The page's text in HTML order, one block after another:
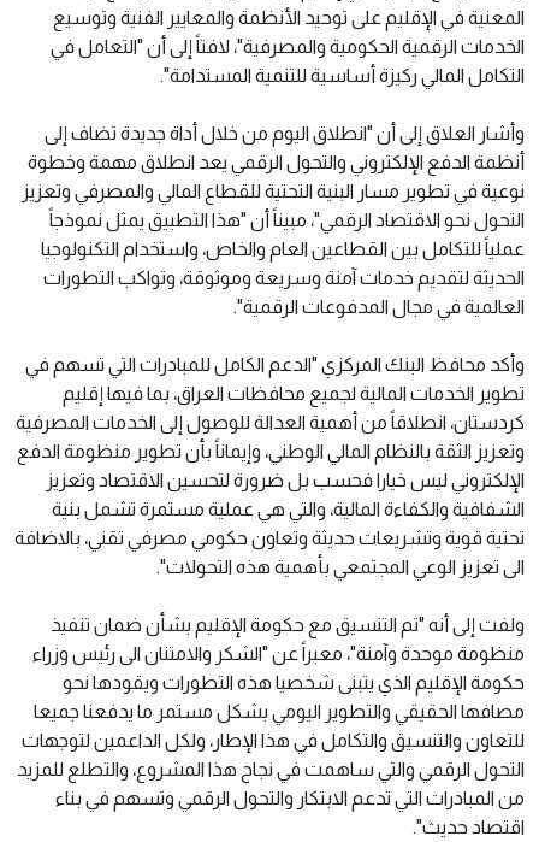
المعنية في الإقليم على توحيد الأنظمة والمعايير الفنية وتوسيع
الخدمات الرقمية الحكومية والمصرفية"، لافتاً إلى أن "التعامل في
التكامل المالي ركيزة أساسية للتنمية المستدامة".
وأشار العلاق إلى أن "انطلاق اليوم من خلال أداة جديدة تضاف إلى
أنظمة الدفع الإلكتروني والتحول الرقمي يعد انطلاق مهمة وخطوة
نوعية في تطوير مسار البنية التحتية للقطاع المالي والمصرفي وتعزيز
التحول نحو الاقتصاد الرقمي"، مبيناً أن "هذا التطبيق يمثل نموذجاً
عملياً للتكامل بين القطاعين العام والخاص، واستخدام التكنولوجيا
الحديثة لتقديم خدمات آمنة وسريعة وموثوقة، وتواكب التطورات
العالمية في مجال المدفوعات الرقمية".
وأكد محافظ البنك المركزي "الدعم الكامل للمبادرات التي تسهم في
تطوير الخدمات المالية لجميع محافظات العراق، بما فيها إقليم
كردستان، انطلاقاً من أهمية العدالة للوصول إلى الخدمات المصرفية
وتعزيز الثقة بالنظام المالي الوطني، وإيماناً بأن تطوير منظومة الدفع
الإلكتروني ليس خيارا فحسب بل ضرورة لتحسين الاقتصاد وتعزيز
الشفافية والكفاءة المالية، والتي هي عملية مستمرة تشمل بنية
تحتية قوية وتشريعات حديثة وتعاون حكومي مصرفي تقني، بالاضافة
الى تعزيز الوعي المجتمعي بأهمية هذه التحولات".
ولفت إلى أنه "تم التنسيق مع حكومة الإقليم بشأن ضمان تنفيذ
منظومة موحدة وآمنة"، معبراً عن "الشكر والامتنان الى رئيس وزراء
حكومة الإقليم الذي يتبنى شخصيا هذه التطورات ويقودها نحو
مصافها الحقيقي والتطوير اليومي بشكل مستمر ما يدفعنا جميعا
للتعاون والتنسيق والتكامل في هذا الإطار، ولكل الداعمين لتوجهات
التحول الرقمي والتي ساهمت في نجاح هذا المشروع، والتطلع للمزيد
من المبادرات التي تدعم الابتكار والتحول الرقمي وتسهم في بناء
اقتصاد حديث".